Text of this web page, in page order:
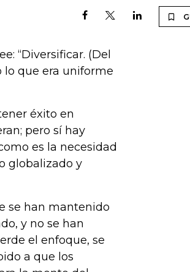
“Diversificar. (Del
lo que era uniforme
éxito en
pero sí hay
es la necesidad
globalizado y
se han mantenido
y no se han
el enfoque, se
a que los